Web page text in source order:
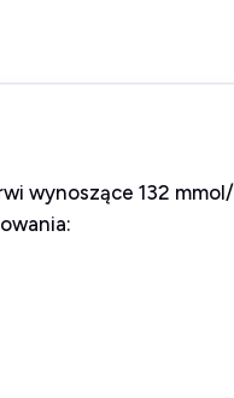
wynoszące 132